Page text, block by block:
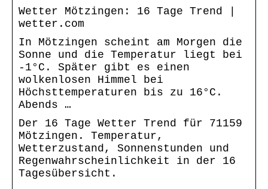
Wetter Mötzingen: 16 Tage Trend |
wetter.com
In Mötzingen scheint am Morgen die
Sonne und die Temperatur liegt bei
-1°C. Später gibt es einen
wolkenlosen Himmel bei
Höchsttemperaturen bis zu 16°C.
Abends …
Der 16 Tage Wetter Trend für 71159
Mötzingen. Temperatur,
Wetterzustand, Sonnenstunden und
Regenwahrscheinlichkeit in der 16
Tagesübersicht.